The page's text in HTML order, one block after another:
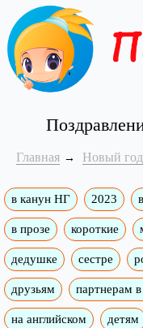
Главная Новый год
в канун НГ 2023
в прозе короткие
дедушке сестре
друзьям партнерам в
на английском детям